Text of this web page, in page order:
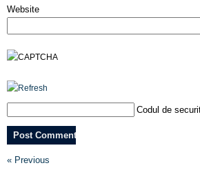
Website
Codul de
« Previous